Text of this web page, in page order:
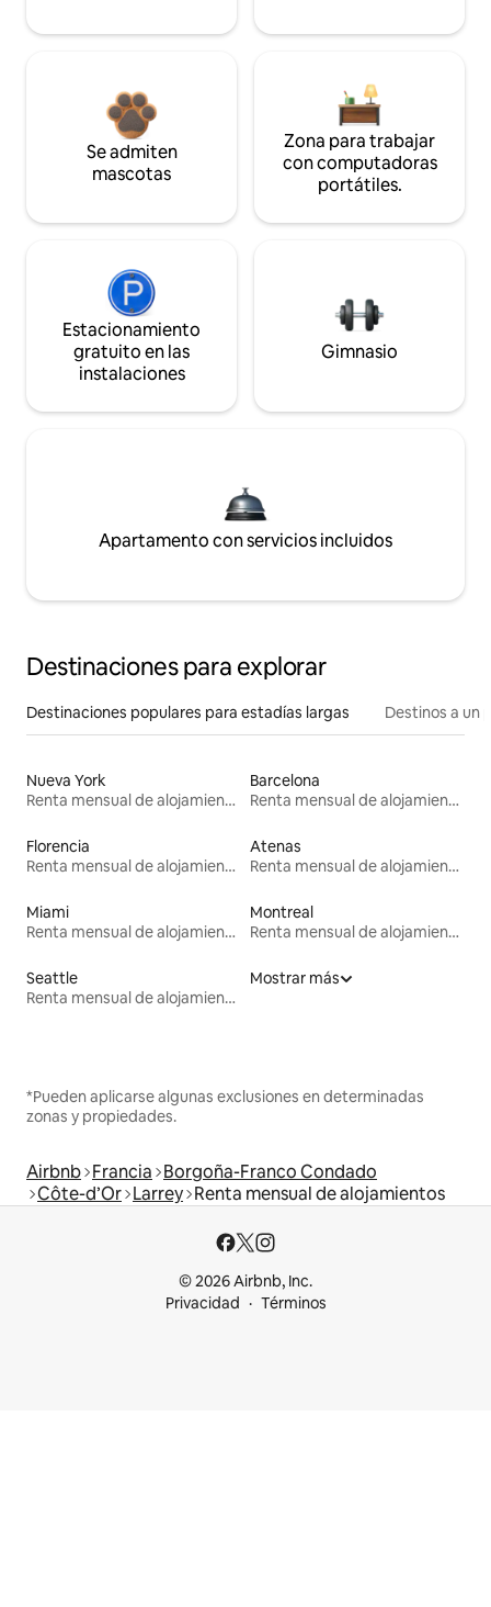
Se admiten
mascotas
Zona para trabajar
con computadoras
portátiles.
Estacionamiento
gratuito en las
instalaciones
Gimnasio
Apartamento con servicios incluidos
Destinaciones para explorar
Destinaciones populares para estadías largas Destinos a un
Nueva York
Renta mensual de alojamientos
Barcelona
Renta mensual de alojamientos
Florencia
Renta mensual de alojamientos
Atenas
Renta mensual de alojamientos
Miami
Renta mensual de alojamientos
Montreal
Renta mensual de alojamientos
Seattle
Renta mensual de alojamientos
Mostrar más
*Pueden aplicarse algunas exclusiones en determinadas
zonas y propiedades.
Airbnb Francia Borgoña-Franco Condado
Côte-d’Or Larrey Renta mensual de alojamientos
© 2026 Airbnb, Inc.
Privacidad
Términos